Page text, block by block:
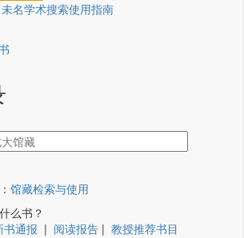
未名学术搜索使用指南
： 馆藏检索与使用
么书？
书通报 | 阅读报告 | 教授推荐书目